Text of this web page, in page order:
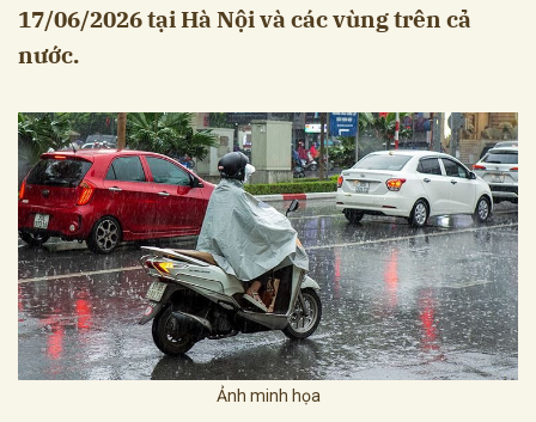
17/06/2026 tại Hà Nội và các vùng trên cả
nước.
Ảnh minh họa